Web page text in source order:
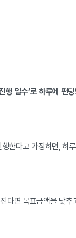
행 일수’로 하루에 펀
한다고 가정하면, 하
다면 목표금액을 낮